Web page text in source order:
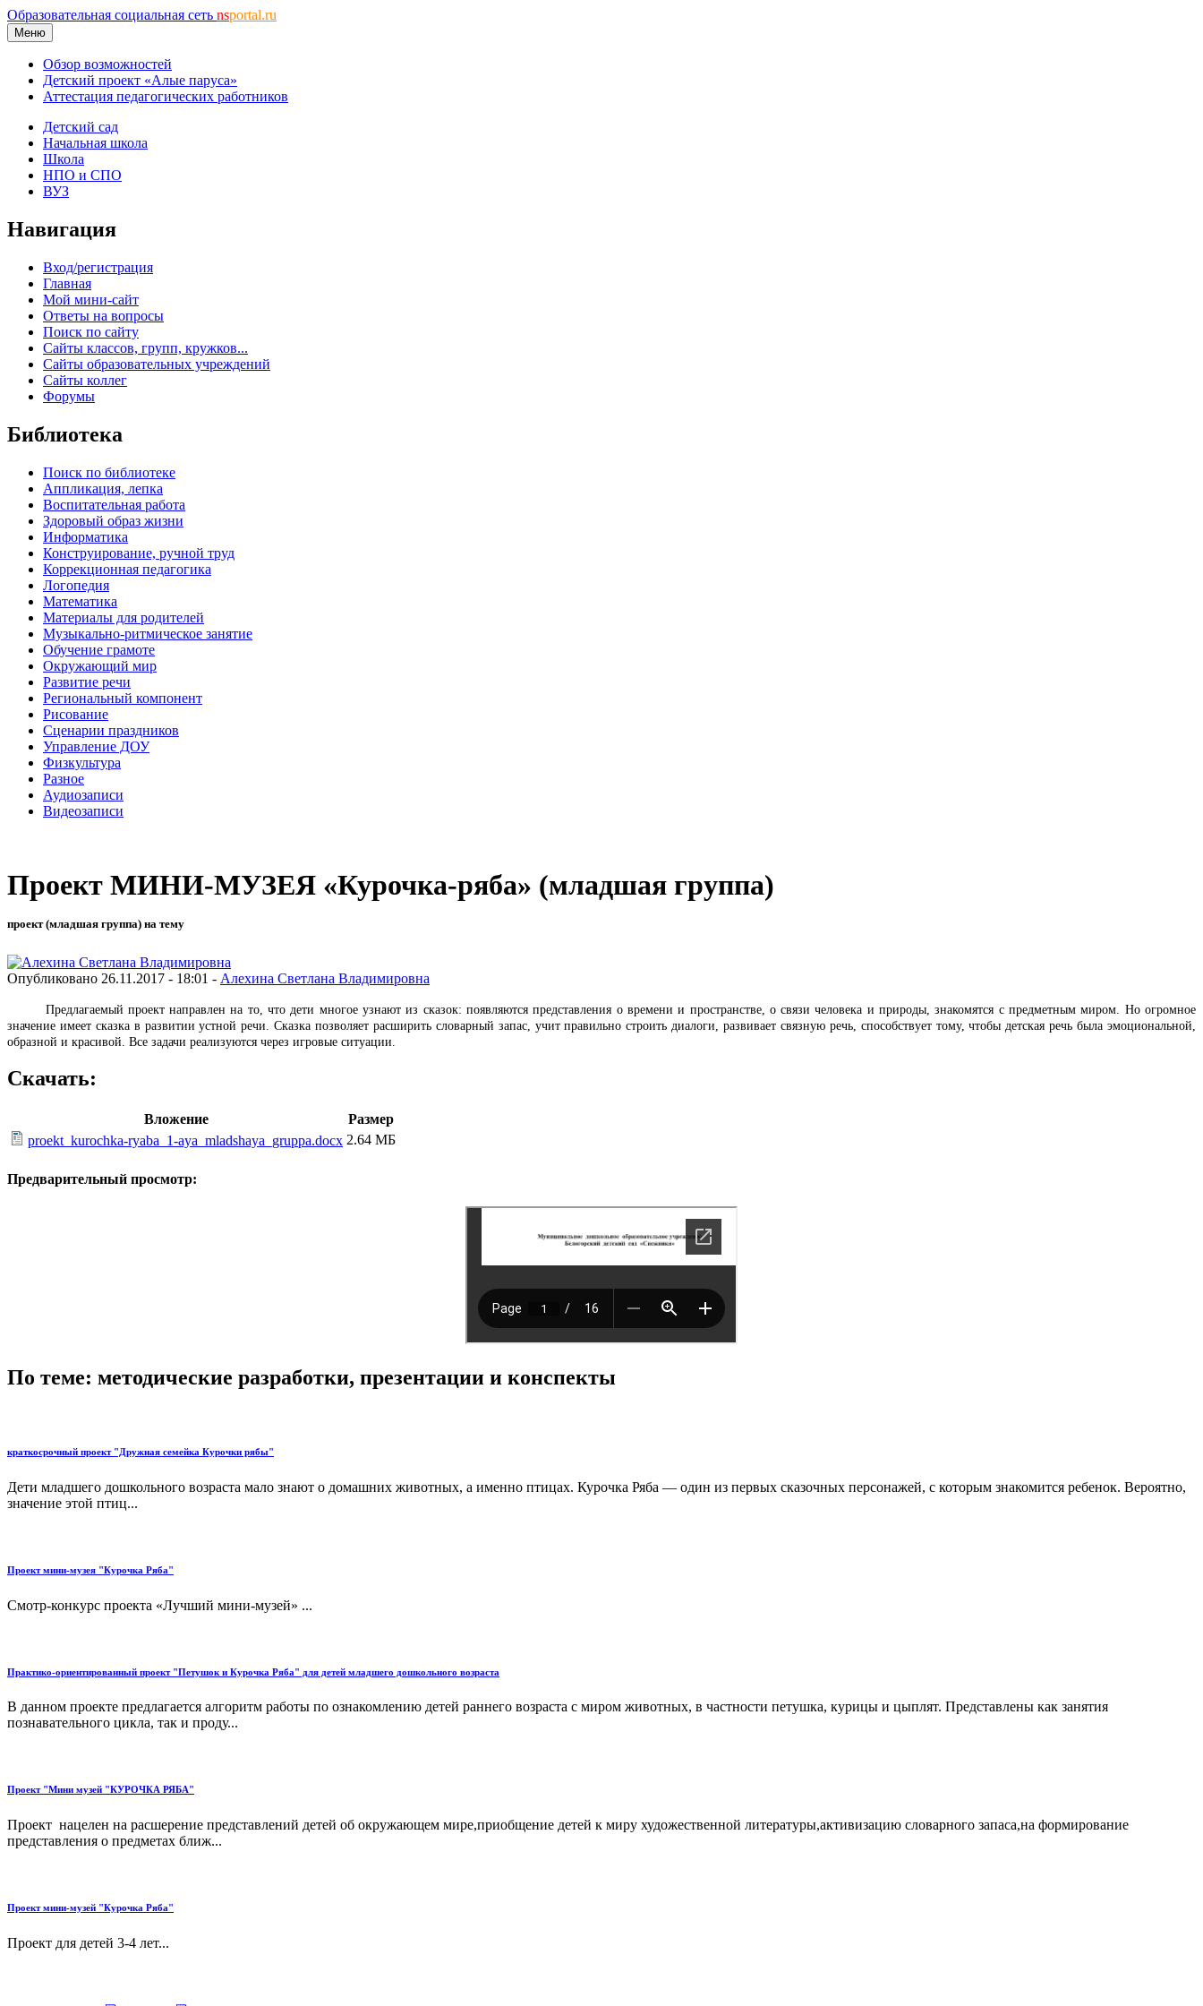
Образовательная социальная сеть nsportal.ru
Меню
Обзор возможностей
Детский проект «Алые паруса»
Аттестация педагогических работников
Детский сад
Начальная школа
Школа
НПО и СПО
ВУЗ
Навигация
Вход/регистрация
Главная
Мой мини-сайт
Ответы на вопросы
Поиск по сайту
Сайты классов, групп, кружков...
Сайты образовательных учреждений
Сайты коллег
Форумы
Библиотека
Поиск по библиотеке
Аппликация, лепка
Воспитательная работа
Здоровый образ жизни
Информатика
Конструирование, ручной труд
Коррекционная педагогика
Логопедия
Математика
Материалы для родителей
Музыкально-ритмическое занятие
Обучение грамоте
Окружающий мир
Развитие речи
Региональный компонент
Рисование
Сценарии праздников
Управление ДОУ
Физкультура
Разное
Аудиозаписи
Видеозаписи
Проект МИНИ-МУЗЕЯ «Курочка-ряба» (младшая группа)
проект (младшая группа) на тему
Опубликовано 26.11.2017 - 18:01 - Алехина Светлана Владимировна
Предлагаемый проект направлен на то, что дети многое узнают из сказок: появляются представления о времени и пространстве, о связи человека и природы, знакомятся с предметным миром. Но огромное
значение имеет сказка в развитии устной речи. Сказка позволяет расширить словарный запас, учит правильно строить диалоги, развивает связную речь, способствует тому, чтобы детская речь была эмоциональной,
образной и красивой. Все задачи реализуются через игровые ситуации.
Скачать:
Вложение
Размер
proekt_kurochka-ryaba_1-aya_mladshaya_gruppa.docx 2.64 МБ
Предварительный просмотр:
По теме: методические разработки, презентации и конспекты
краткосрочный проект "Дружная семейка Курочки рябы"
Дети младшего дошкольного возраста мало знают о домашних животных, а именно птицах. Курочка Ряба — один из первых сказочных персонажей, с которым знакомится ребенок. Вероятно,
значение этой птиц...
Проект мини-музея "Курочка Ряба"
Смотр-конкурс проекта «Лучший мини-музей» ...
Практико-ориентированный проект "Петушок и Курочка Ряба" для детей младшего дошкольного возраста
В данном проекте предлагается алгоритм работы по ознакомлению детей раннего возраста с миром животных, в частности петушка, курицы и цыплят. Представлены как занятия
познавательного цикла, так и проду...
Проект "Мини музей "КУРОЧКА РЯБА"
Проект нацелен на расшерение представлений детей об окружающем мире,приобщение детей к миру художественной литературы,активизацию словарного запаса,на формирование
представления о предметах ближ...
Проект мини-музей "Курочка Ряба"
Проект для детей 3-4 лет...